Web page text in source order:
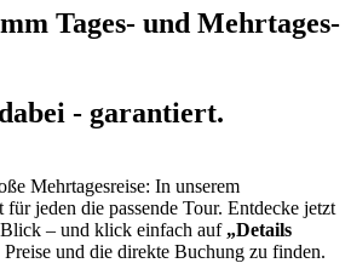
Tages- und Mehrtages-
- garantiert.
Mehrtagesreise: In unserem
jeden die passende Tour. Entdecke jetzt
– und klick einfach auf „Details
und die direkte Buchung zu finden.